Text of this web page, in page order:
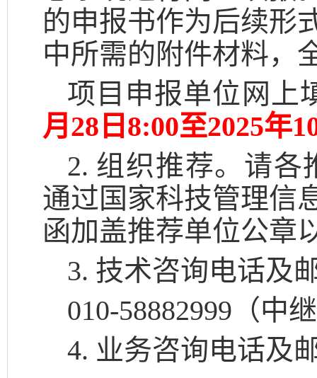
的申报书作为后续形
中所需的附件材料，
项目申报单位网上
月28日8:00至2025年
2. 组织推荐。请各
通过国家科技管理信
函加盖推荐单位公章
3. 技术咨询电话及
010-58882999（中
4. 业务咨询电话及